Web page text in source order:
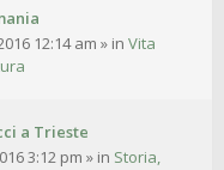
12:14 am » in Vita
a Trieste
3:12 pm » in Storia,